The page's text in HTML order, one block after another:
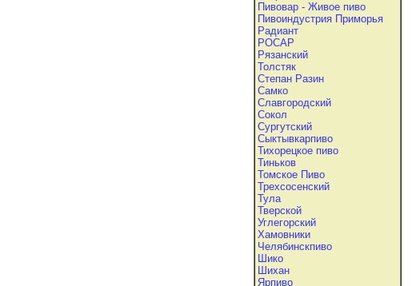
Пивовар - Живое пиво
Пивоиндустрия Приморья
Радиант
РОСАР
Рязанский
Толстяк
Степан Разин
Самко
Славгородский
Сокол
Сургутский
Сыктывкарпиво
Тихорецкое пиво
Тиньков
Томское Пиво
Трехсосенский
Тула
Тверской
Углегорский
Хамовники
Челябинскпиво
Шико
Шихан
Ярпиво